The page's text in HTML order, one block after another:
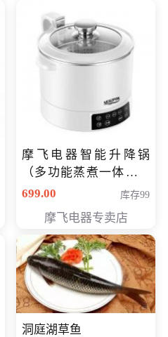
摩飞电器智能升降锅
（多功能蒸煮一体锅）
（智能升降养生锅） 会
699.00 库存99
摩飞电器专卖店
洞庭湖草鱼